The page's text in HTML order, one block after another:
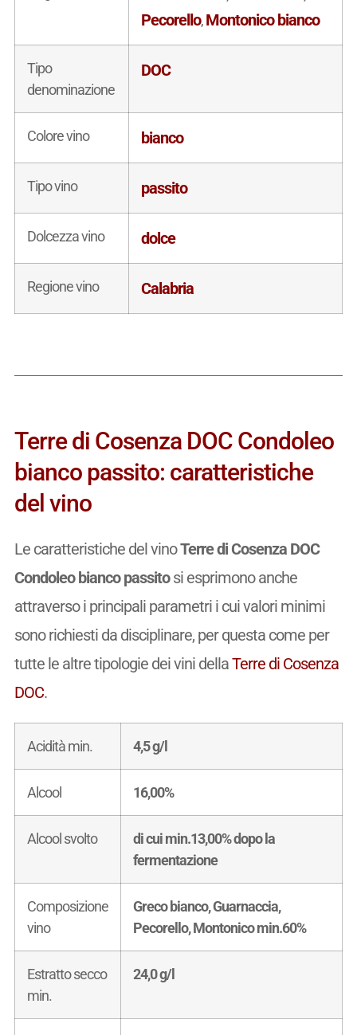
Pecorello,Montonico bianco
Tipo
denominazione
DOC
Colore vino bianco
Tipo vino passito
Dolcezza vino dolce
Regione vino Calabria
Terre di Cosenza DOC Condoleo
bianco passito: caratteristiche
del vino
Le caratteristiche del vinoTerre di Cosenza DOC
Condoleo bianco passitosi esprimono anche
attraverso i principali parametri i cui valori minimi
sono richiesti da disciplinare, per questa come per
tutte le altre tipologie dei vini dellaTerre di Cosenza
DOC.
Acidità min. 4,5 g/l
Alcool 16,00%
Alcool svolto
di cui min.13,00% dopo la
fermentazione
Composizione
vino
Greco bianco, Guarnaccia,
Pecorello, Montonico min.60%
Estratto secco
min.
24,0 g/l